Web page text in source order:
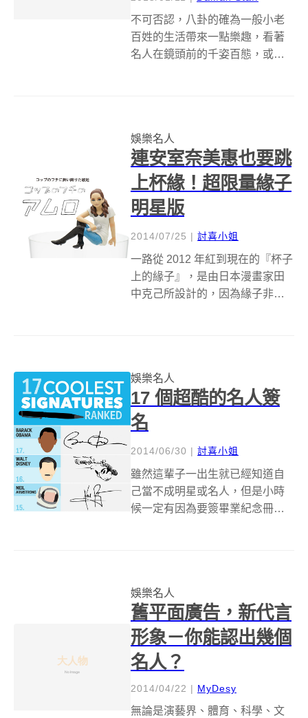
不可否認，八卦的確為一般小老
百姓的生活帶來一點樂趣，看著
名人在鏡頭前的千姿百態，或者
的名人，特別是人手好幾機 (包括
手機和相機) ...
娛樂名人
連安室奈美惠也要跳
上杯緣！超限量緣子
明星版
2014/07/25 | 討喜小姐
一路從 2012 年紅到現在的『杯子
上的緣子』，是由日本漫畫家田
中克己所設計的，因為緣子非常
有著強大的療癒作用，讓緣子一
路擊敗了...
娛樂名人
17 個超酷的名人簽
名
2014/06/30 | 討喜小姐
雖然這輩子一出生就已經知道自
己當不成明星或名人，但是小時
候一定有因為要簽畢業紀念冊，
們肯定就沒有這樣的困擾了，不
管簽得多亂七八糟...
娛樂名人
舊平面廣告，新代言
形象－你能認出幾個
名人？
2014/04/22 | MyDesy
無論是演藝界、體育、科學、文